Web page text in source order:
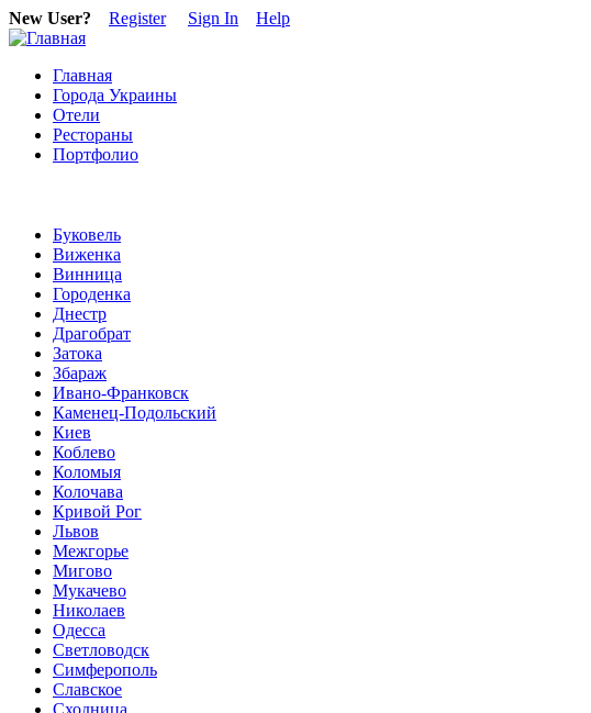
New User? Register Sign In Help
Главная
Города Украины
Отели
Рестораны
Портфолио
Буковель
Виженка
Винница
Городенка
Днестр
Драгобрат
Затока
Збараж
Ивано-Франковск
Каменец-Подольский
Киев
Коблево
Коломыя
Колочава
Кривой Рог
Львов
Межгорье
Мигово
Мукачево
Николаев
Одесса
Светловодск
Симферополь
Славское